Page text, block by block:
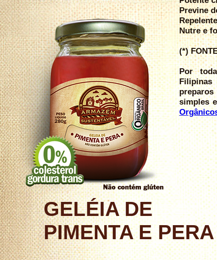
Previne
Nutre e
(*)
Por
simples
GELÉIA DE
PIMENTA E PERA